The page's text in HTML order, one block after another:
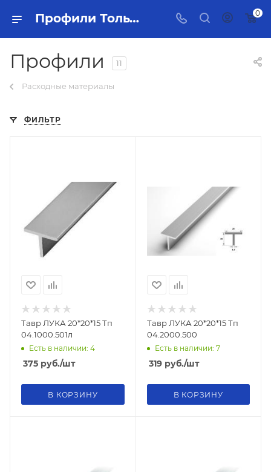
Профили Тольятти - купить в интернет-магазине, каталог с ценами и характеристиками 0
Профили 11
Расходные материалы
ФИЛЬТР
Тавр ЛУКА 20*20*15 Тп
04.1000.501л
Есть в наличии: 4
375 руб./шт
В КОРЗИНУ
Тавр ЛУКА 20*20*15 Тп
04.2000.500
Есть в наличии: 7
319руб./шт
В КОРЗИНУ